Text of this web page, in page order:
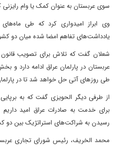
سوی عربستان به عنوان کمک یا وام رایزنی
وی ابراز امیدواری کرد که طی
یادداشت‌های تفاهم امضا شده میان دو
شعلان گفت که تلاش برای تصویب
عربستان در پارلمان عراق ادامه دارد و
طی روزهای آتی حل خواهد شد تا در
از طرفی دیگر الحویزی گفت که به
برای خدمت به صادرات عراق امید
رسیدن به شراکت‌های استراتژیک بین دو
محمد الخریف، رئیس شورای تجاری